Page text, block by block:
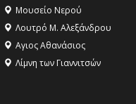
Μουσείο Νερού
Λουτρό Μ. Αλεξάνδρου
Αγιος Αθανάσιος
Λίμνη των Γιαννιτσών